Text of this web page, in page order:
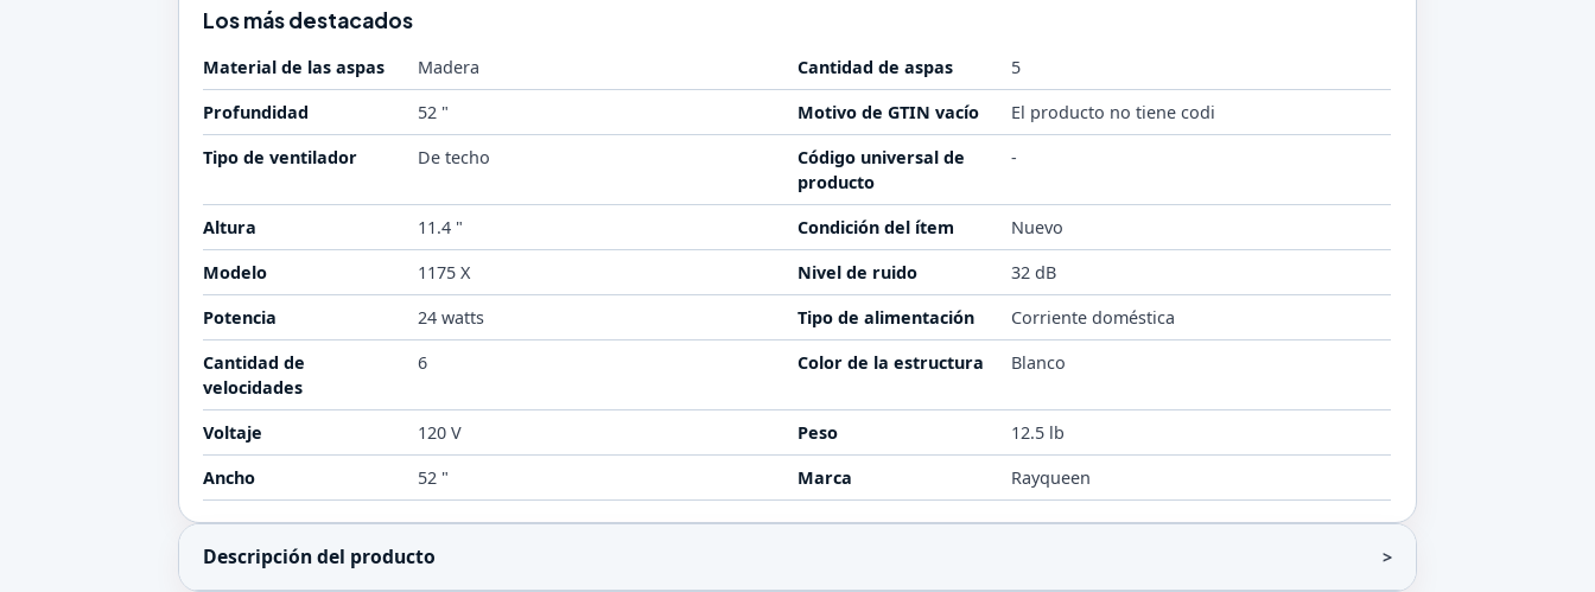
Los más destacados
Material de las aspas Madera Cantidad de aspas
5
Profundidad
52 " Motivo de GTIN vacío
El producto no tiene codi
Tipo de ventilador
De techo
Código universal de
producto
-
Altura 11.4 " Condición del ítem
Nuevo
Modelo
1175 X Nivel de ruido
32 dB
Potencia
24 watts Tipo de alimentación
Corriente doméstica
Cantidad de
velocidades
6 Color de la estructura Blanco
Voltaje 120 V Peso
12.5 lb
Ancho
52 " Marca Rayqueen
Descripción del producto